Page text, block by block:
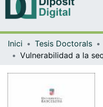
Inici Tesis Doctorals